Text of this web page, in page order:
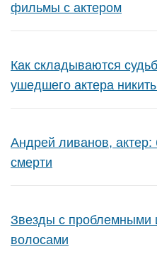
фильмы с актером
Как складываются
ушедшего актера
Андрей ливанов,
смерти
Звезды с проблемными
волосами